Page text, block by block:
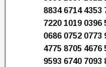
8834 6714 4353
7220 1019 0396
0686 0752 0773
4775 8705 4676
9593 6740 7093